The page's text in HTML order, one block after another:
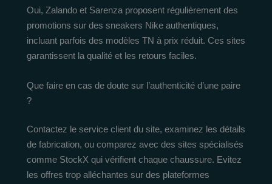
Oui, Zalando et Sarenza proposent régulièrement des
promotions sur des sneakers Nike authentiques,
incluant parfois des modèles TN à prix réduit. Ces sites
garantissent la qualité et les retours faciles.
Que faire en cas de doute sur l’authenticité d’une paire
?
Contactez le service client du site, examinez les détails
de fabrication, ou comparez avec des sites spécialisés
comme StockX qui vérifient chaque chaussure. Evitez
les offres trop alléchantes sur des plateformes